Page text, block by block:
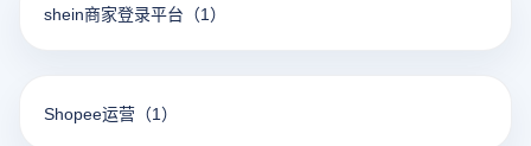
shein商家登录平台 （1）
Shopee运营 （1）